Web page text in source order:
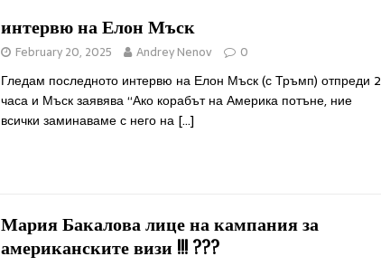
интервю на Елон Мъск
February 20, 2025 Andrey Nenov 0
Гледам последното интервю на Елон Мъск (с Тръмп) отпреди 2
часа и Мъск заявява “Ако корабът на Америка потъне, ние
всички заминаваме с него на […]
Мария Бакалова лице на кампания за
американските визи !!! ???